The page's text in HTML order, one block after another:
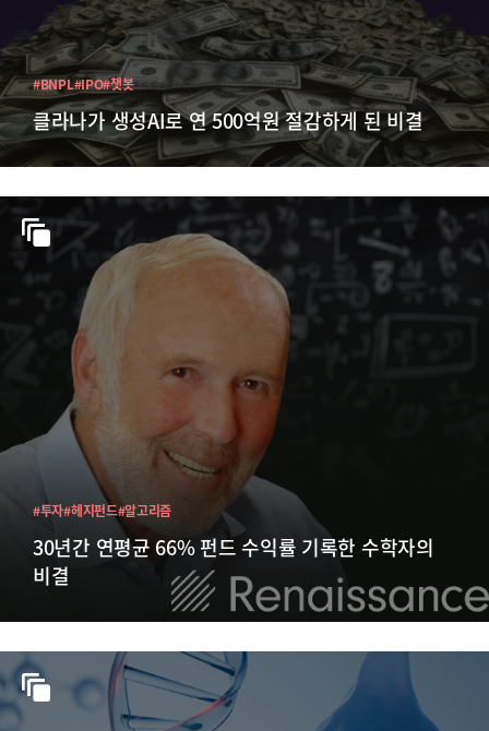
클라나가 생성AI로 연 500억원 절감하게 된 비결
#BNPL#IPO#챗봇
30년간 연평균 66% 펀드 수익률 기록한 수학자의
비결
#투자#헤지펀드#알고리즘